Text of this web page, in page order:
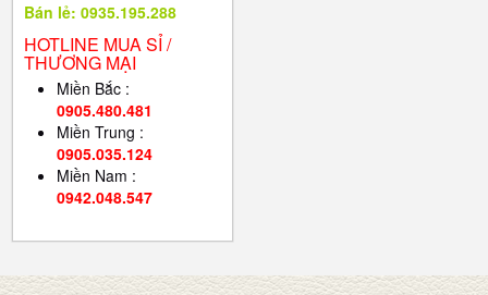
Bán lẻ: 0935.195.288
HOTLINE MUA SỈ /
THƯƠNG MẠI
Miền Bắc :
0905.480.481
Miền Trung :
0905.035.124
Miền Nam :
0942.048.547